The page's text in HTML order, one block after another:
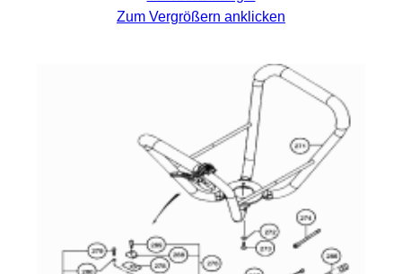
Zum Vergrößern anklicken